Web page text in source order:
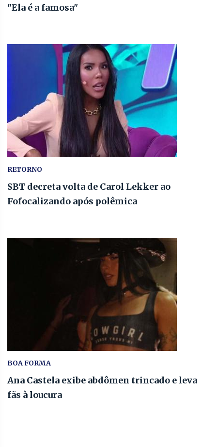
"Ela é a famosa"
RETORNO
SBT decreta volta de Carol Lekker ao
Fofocalizando após polêmica
BOA FORMA
Ana Castela exibe abdômen trincado e leva
fãs à loucura